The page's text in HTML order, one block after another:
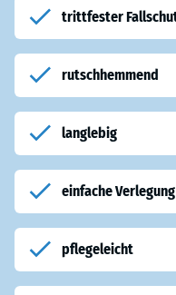
trittfester
rutschhemmend
langlebig
einfache Verlegung
pflegeleicht